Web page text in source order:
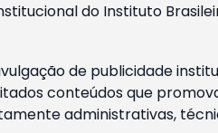
do Instituto
de publicidade
conteúdos que
administrativas,